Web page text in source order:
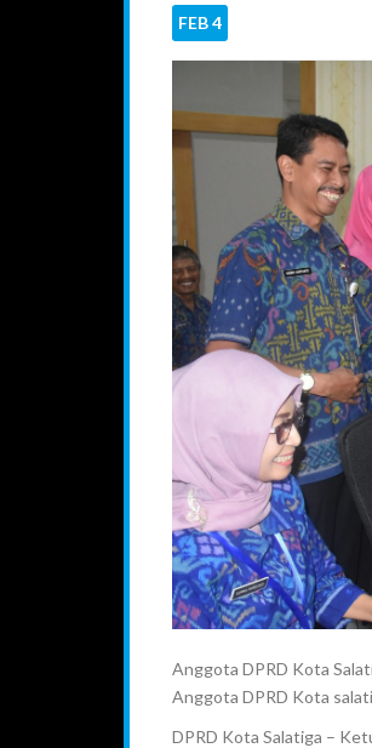
FEB4
Anggota DPRD Kota
Anggota DPRD Kota
DPRD Kota Salatiga –